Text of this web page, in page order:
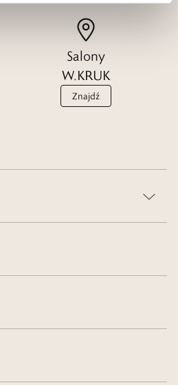
Salony
W.KRUK
Znajdź